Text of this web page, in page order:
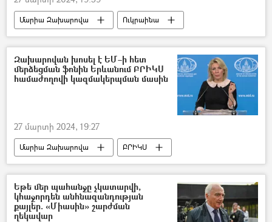
Մարիա Զախարովա
Ուկրաինա
Հայաստան
սպառազինություն
Զախարովան խոսել է ԵՄ–ի հետ
մերձեցման ֆոնին Երևանում ԲՐԻԿՍ
համաժողովի կազմակերպման մասին
27 մարտի 2024, 19:27
Մարիա Զախարովա
ԲՐԻԿՍ
Հայաստան
Եվրամիություն
Ռուսաստան
Եթե մեր պահանջը չկատարվի,
կհաջորդեն անհնազանդության
քայլեր. «Միասին» շարժման
ղեկավար